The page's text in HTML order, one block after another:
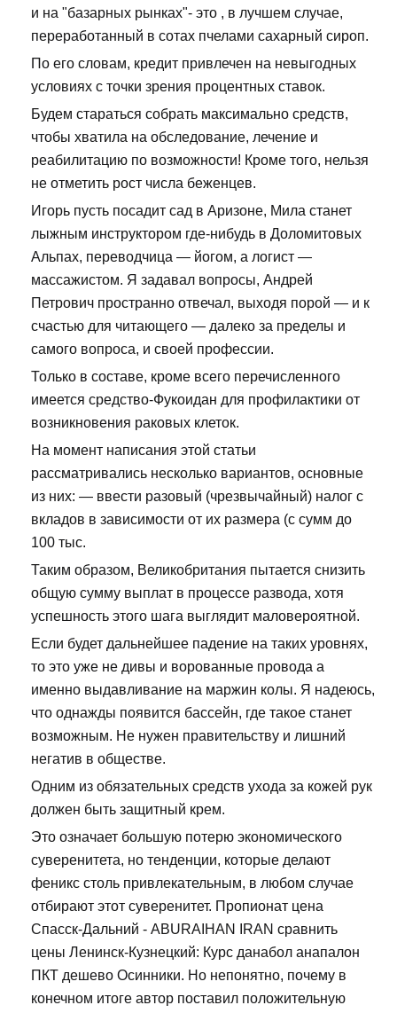
и на "базарных рынках"- это , в лучшем случае,
переработанный в сотах пчелами сахарный сироп.
По его словам, кредит привлечен на невыгодных
условиях с точки зрения процентных ставок.
Будем стараться собрать максимально средств,
чтобы хватила на обследование, лечение и
реабилитацию по возможности! Кроме того, нельзя
не отметить рост числа беженцев.
Игорь пусть посадит сад в Аризоне, Мила станет
лыжным инструктором где-нибудь в Доломитовых
Альпах, переводчица — йогом, а логист —
массажистом. Я задавал вопросы, Андрей
Петрович пространно отвечал, выходя порой — и к
счастью для читающего — далеко за пределы и
самого вопроса, и своей профессии.
Только в составе, кроме всего перечисленного
имеется средство-Фукоидан для профилактики от
возникновения раковых клеток.
На момент написания этой статьи
рассматривались несколько вариантов, основные
из них: — ввести разовый (чрезвычайный) налог с
вкладов в зависимости от их размера (с сумм до
100 тыс.
Таким образом, Великобритания пытается снизить
общую сумму выплат в процессе развода, хотя
успешность этого шага выглядит маловероятной.
Если будет дальнейшее падение на таких уровнях,
то это уже не дивы и ворованные провода а
именно выдавливание на маржин колы. Я надеюсь,
что однажды появится бассейн, где такое станет
возможным. Не нужен правительству и лишний
негатив в обществе.
Одним из обязательных средств ухода за кожей рук
должен быть защитный крем.
Это означает большую потерю экономического
суверенитета, но тенденции, которые делают
феникс столь привлекательным, в любом случае
отбирают этот суверенитет. Пропионат цена
Спасск-Дальний - ABURAIHAN IRAN сравнить
цены Ленинск-Кузнецкий: Курс данабол анапалон
ПКТ дешево Осинники. Но непонятно, почему в
конечном итоге автор поставил положительную